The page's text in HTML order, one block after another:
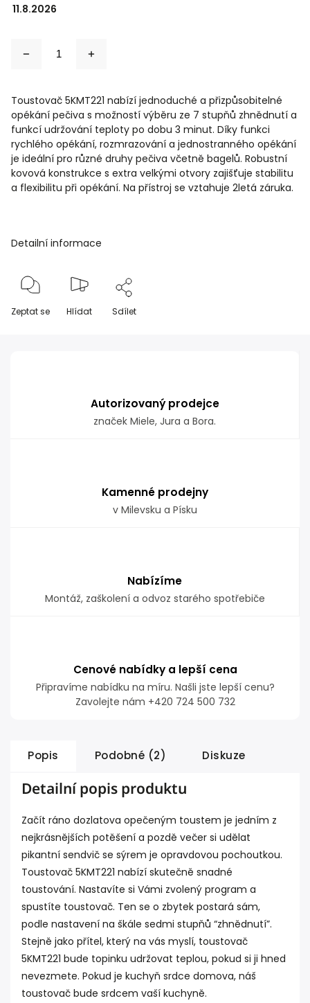
11.8.2026
Toustovač 5KMT221 nabízí jednoduché a přizpůsobitelné
opékání pečiva s možností výběru ze 7 stupňů zhnědnutí a
funkcí udržování teploty po dobu 3 minut. Díky funkci
rychlého opékání, rozmrazování a jednostranného opékání
je ideální pro různé druhy pečiva včetně bagelů. Robustní
kovová konstrukce s extra velkými otvory zajišťuje stabilitu
a flexibilitu při opékání. Na přístroj se vztahuje 2letá záruka.
Detailní informace
Zeptat se Hlídat Sdílet
Autorizovaný prodejce
značek Miele, Jura a Bora.
Kamenné prodejny
v Milevsku a Písku
Nabízíme
Montáž, zaškolení a odvoz starého spotřebiče
Cenové nabídky a lepší cena
Připravíme nabídku na míru. Našli jste lepší cenu?
Zavolejte nám +420 724 500 732
Popis Podobné (2) Diskuze
Detailní popis produktu
Začít ráno dozlatova opečeným toustem je jedním z
nejkrásnějších potěšení a pozdě večer si udělat
pikantní sendvič se sýrem je opravdovou pochoutkou.
Toustovač 5KMT221 nabízí skutečně snadné
toustování. Nastavíte si Vámi zvolený program a
spustíte toustovač. Ten se o zbytek postará sám,
podle nastavení na škále sedmi stupňů “zhnědnutí”.
Stejně jako přítel, který na vás myslí, toustovač
5KMT221 bude topinku udržovat teplou, pokud si ji hned
nevezmete. Pokud je kuchyň srdce domova, náš
toustovač bude srdcem vaší kuchyně.